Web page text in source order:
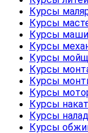
Курсы
Курсы
Курсы
Курсы
Курсы
Курсы
Курсы
Курсы
Курсы
Курсы
Курсы